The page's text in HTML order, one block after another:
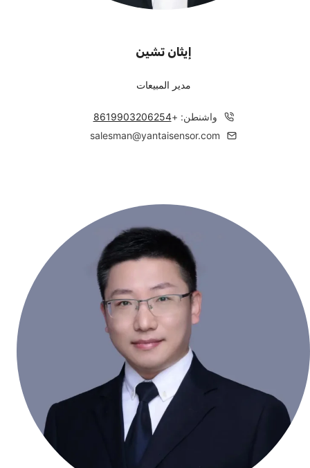
إيثان تشين
مدير المبيعات
واشنطن: +8619903206254
salesman@yantaisensor.com